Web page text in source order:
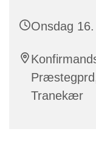
Onsdag
Tranekær